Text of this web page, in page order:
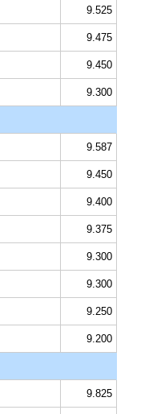
9.525
9.475
9.450
9.300
9.587
9.450
9.400
9.375
9.300
9.300
9.250
9.200
9.825